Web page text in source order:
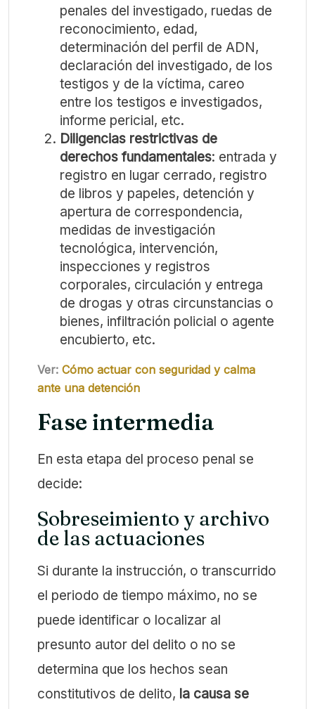
penales del investigado, ruedas de
reconocimiento, edad,
determinación del perfil de ADN,
declaración del investigado, de los
testigos y de la víctima, careo
entre los testigos e investigados,
informe pericial, etc.
Diligencias restrictivas de
derechos fundamentales: entrada y
registro en lugar cerrado, registro
de libros y papeles, detención y
apertura de correspondencia,
medidas de investigación
tecnológica, intervención,
inspecciones y registros
corporales, circulación y entrega
de drogas y otras circunstancias o
bienes, infiltración policial o agente
encubierto, etc.
Ver: Cómo actuar con seguridad y calma
ante una detención
Fase intermedia
En esta etapa del proceso penal se
decide:
Sobreseimiento y archivo
de las actuaciones
Si durante la instrucción, o transcurrido
el periodo de tiempo máximo, no se
puede identificar o localizar al
presunto autor del delito o no se
determina que los hechos sean
constitutivos de delito, la causa se